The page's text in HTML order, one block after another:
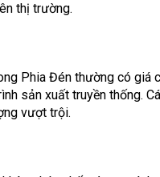
thị trường.
Phia Đén thường có giá
sản xuất truyền thống.
vượt trội.